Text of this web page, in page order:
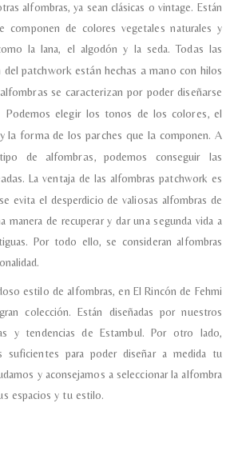
alfombras, ya sean clásicas o vintage. Están
componen de colores vegetales naturales y
la lana, el algodón y la seda.Todas las
del patchwork están hechas a mano con hilos
se caracterizan por poder diseñarse
Podemos elegir los tonos de los colores, el
la forma de los parches que la componen. A
de alfombras, podemos conseguir las
La ventaja de las alfombras patchwork es
evita el desperdicio de valiosas alfombras de
manera de recuperar y dar una segunda vida a
Por todo ello, se consideran alfombras
estilo de alfombras, en El Rincón de Fehmi
colección. Están diseñadas por nuestros
y tendencias de Estambul. Por otro lado,
suficientes para poder diseñar a medida tu
y aconsejamos a seleccionar la alfombra
espacios y tu estilo.
electronico*
mensaje.